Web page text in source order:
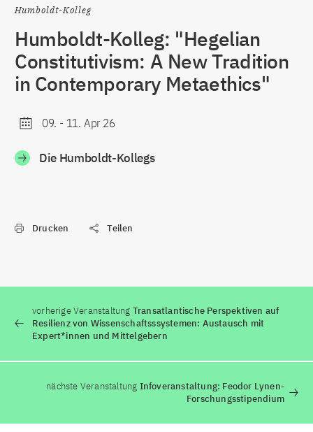
Humboldt-Kolleg
Humboldt-Kolleg: "Hegelian
Constitutivism: A New Tradition
in Contemporary Metaethics"
09. - 11. Apr 26
Die Humboldt-Kollegs
Drucken Teilen
vorherige Veranstaltung Transatlantische Perspektiven auf
Resilienz von Wissenschaftsssystemen: Austausch mit
Expert*innen und Mittelgebern
nächste Veranstaltung Infoveranstaltung: Feodor Lynen-
Forschungsstipendium